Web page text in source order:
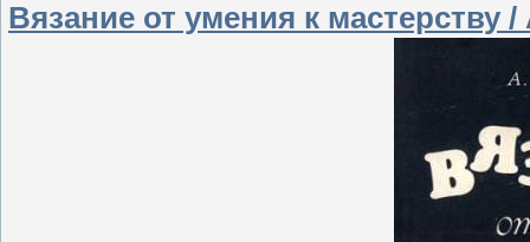
Вязание от умения к мастерству